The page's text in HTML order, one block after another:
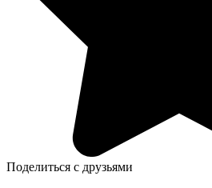
Поделиться с друзьями